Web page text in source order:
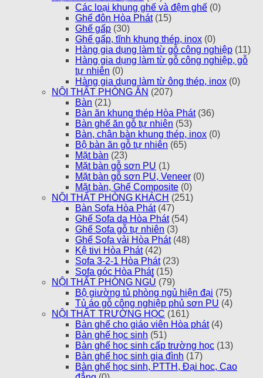
Các loại khung ghế và đệm ghế (0)
Ghế đôn Hòa Phát (15)
Ghế gấp (30)
Ghế gấp, tĩnh khung thép, inox (0)
Hàng gia dụng làm từ gỗ công nghiệp (11)
Hàng gia dụng làm từ gỗ công nghiệp, gỗ
tự nhiên (0)
Hàng gia dụng làm từ ông thép, inox (0)
NỘI THẤT PHÒNG ĂN (207)
Bàn (21)
Bàn ăn khung thép Hòa Phát (36)
Bàn ghế ăn gỗ tự nhiên (53)
Bàn, chân bàn khung thép, inox (0)
Bộ bàn ăn gỗ tự nhiên (65)
Mặt bàn (23)
Mặt bàn gỗ sơn PU (1)
Mặt bàn gỗ sơn PU, Veneer (0)
Mặt bàn, Ghế Composite (0)
NỘI THẤT PHÒNG KHÁCH (251)
Bàn Sofa Hòa Phát (47)
Ghế Sofa da Hòa Phát (54)
Ghế Sofa gỗ tự nhiên (3)
Ghế Sofa vải Hòa Phát (48)
Kệ tivi Hòa Phát (42)
Sofa 3-2-1 Hòa Phát (23)
Sofa góc Hòa Phát (15)
NỘI THẤT PHÒNG NGỦ (79)
Bộ giường tủ phòng ngủ hiện đại (75)
Tủ áo gỗ công nghiệp phủ sơn PU (4)
NỘI THẤT TRƯỜNG HỌC (161)
Bàn ghế cho giáo viên Hòa phát (4)
Bàn ghế học sinh (51)
Bàn ghế học sinh cấp trường học (13)
Bàn ghế học sinh gia đình (17)
Bàn ghế học sinh, PTTH, Đại hoc, Cao